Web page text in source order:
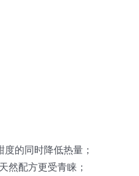
的同时降低热量；
然配方更受青睐；